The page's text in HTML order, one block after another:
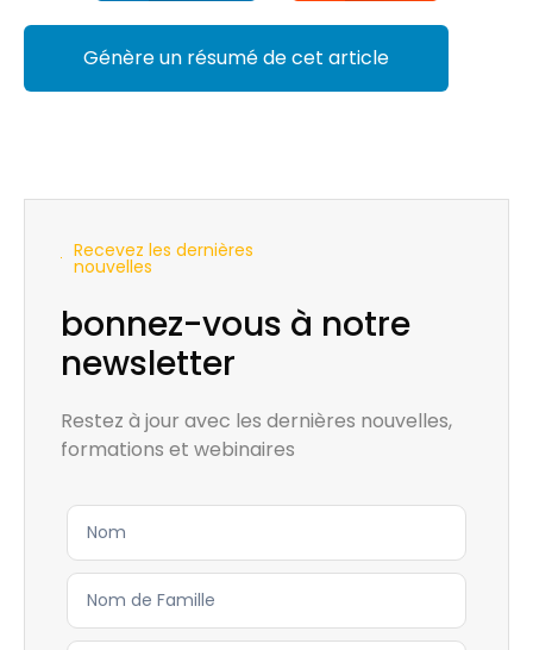
Génère un résumé de cet article
Recevez les dernières
nouvelles
bonnez-vous à notre
newsletter
Restez à jour avec les dernières nouvelles,
formations et webinaires